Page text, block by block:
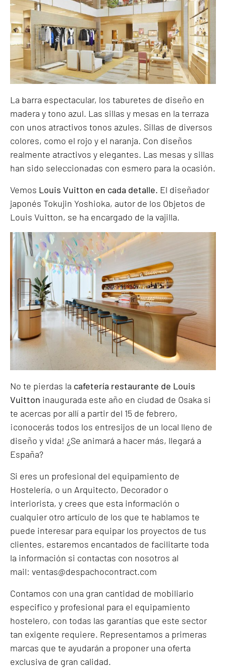
La barra espectacular, los taburetes de diseño en
madera y tono azul. Las sillas y mesas en la terraza
con unos atractivos tonos azules. Sillas de diversos
colores, como el rojo y el naranja. Con diseños
realmente atractivos y elegantes. Las mesas y sillas
han sido seleccionadas con esmero para la ocasión.
Vemos Louis Vuitton en cada detalle. El diseñador
japonés Tokujin Yoshioka, autor de los Objetos de
Louis Vuitton, se ha encargado de la vajilla.
No te pierdas la cafetería restaurante de Louis
Vuitton inaugurada este año en ciudad de Osaka si
te acercas por allí a partir del 15 de febrero,
¡conocerás todos los entresijos de un local lleno de
diseño y vida! ¿Se animará a hacer más, llegará a
España?
Si eres un profesional del equipamiento de
Hostelería, o un Arquitecto, Decorador o
interiorista, y crees que esta información o
cualquier otro artículo de los que te hablamos te
puede interesar para equipar los proyectos de tus
clientes, estaremos encantados de facilitarte toda
la información si contactas con nosotros al
mail: ventas@despachocontract.com
Contamos con una gran cantidad de mobiliario
especifico y profesional para el equipamiento
hostelero, con todas las garantías que este sector
tan exigente requiere. Representamos a primeras
marcas que te ayudarán a proponer una oferta
exclusiva de gran calidad.